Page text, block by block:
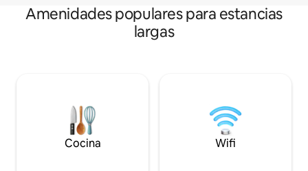
Amenidades populares para estancias
largas
Cocina Wifi